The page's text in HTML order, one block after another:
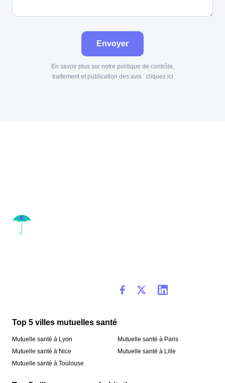
Envoyer
En savoir plus sur notre politique de contrôle,
traitement et publication des avis : cliquez ici
Top 5 villes mutuelles santé
Mutuelle santé à Lyon
Mutuelle santé à Nice
Mutuelle santé à Toulouse
Mutuelle santé à Paris
Mutuelle santé à Lille